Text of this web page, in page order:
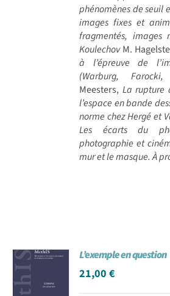
phénomènes de seuil
images fixes et
fragmentés, images
KoulechovM.
à l’épreuve de
(Warburg, Farocki,
Meesters, La rupture
l’espace en bande
norme chez Hergé et
Les écarts du
photographie et
mur et le masque. À
L’exemple en question
21,00€